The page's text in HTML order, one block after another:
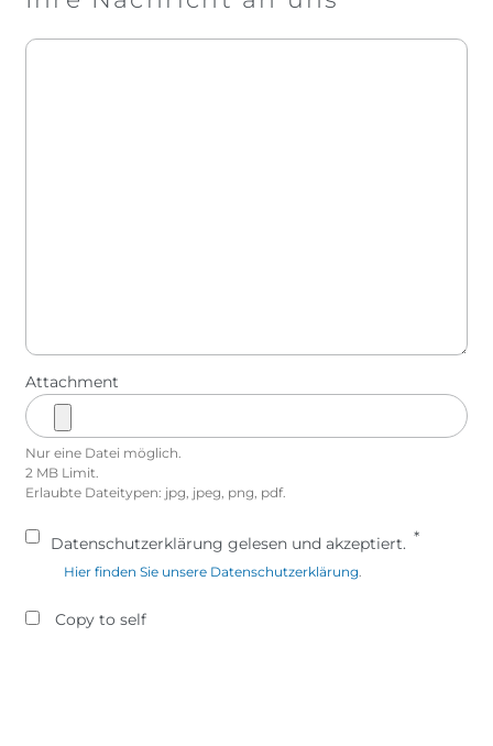
Nachricht
Attachment
Nur eine Datei möglich.
2 MB Limit.
Erlaubte Dateitypen: jpg, jpeg, png, pdf.
Datenschutzerklärung gelesen und akzeptiert.
Hier finden Sie unsere Datenschutzerklärung
Copy to self